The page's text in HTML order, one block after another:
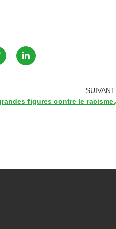
SUIVANT
figures contre le racisme.